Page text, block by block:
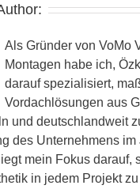
Als Gründer von VoMo
Montagen habe ich,
darauf spezialisiert,
Vordachlösungen aus
und deutschlandweit
des Unternehmens im
mein Fokus darauf,
in jedem Projekt